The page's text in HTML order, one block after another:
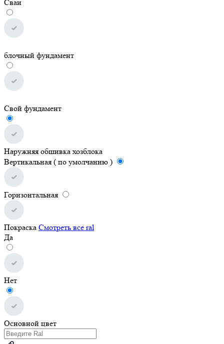
Сваи
блочный фундамент
Свой фундамент
Наружняя обшивка хозблока
Вертикальная ( по умолчанию )
Горизонтальная
Покраска Смотреть все ral
Да
Нет
Основной цвет